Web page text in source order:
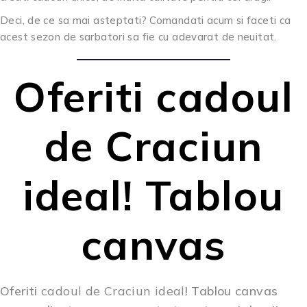
Deci, de ce sa mai asteptati? Comandati acum si faceti ca
acest sezon de sarbatori sa fie cu adevarat de neuitat.
Oferiti cadoul
de Craciun
ideal! Tablou
canvas
Oferiti cadoul de Craciun ideal! Tablou canvas